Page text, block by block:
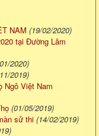
NAM (19/02/2020)
tại Đường Lâm
2020)
2019)
Ngô Việt Nam
(01/05/2019)
sử thi (14/02/2019)